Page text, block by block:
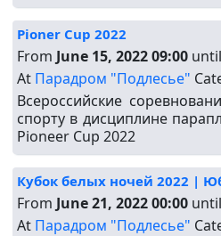
Pioner Cup 2022
From June 15, 2022 09:00 until
At Парадром "Подлесье"
Всероссийские
спорту в дисциплине
Pioneer Cup 2022
Кубок белых ночей 2022 |
From June 21, 2022 00:00 until
At Парадром "Подлесье"